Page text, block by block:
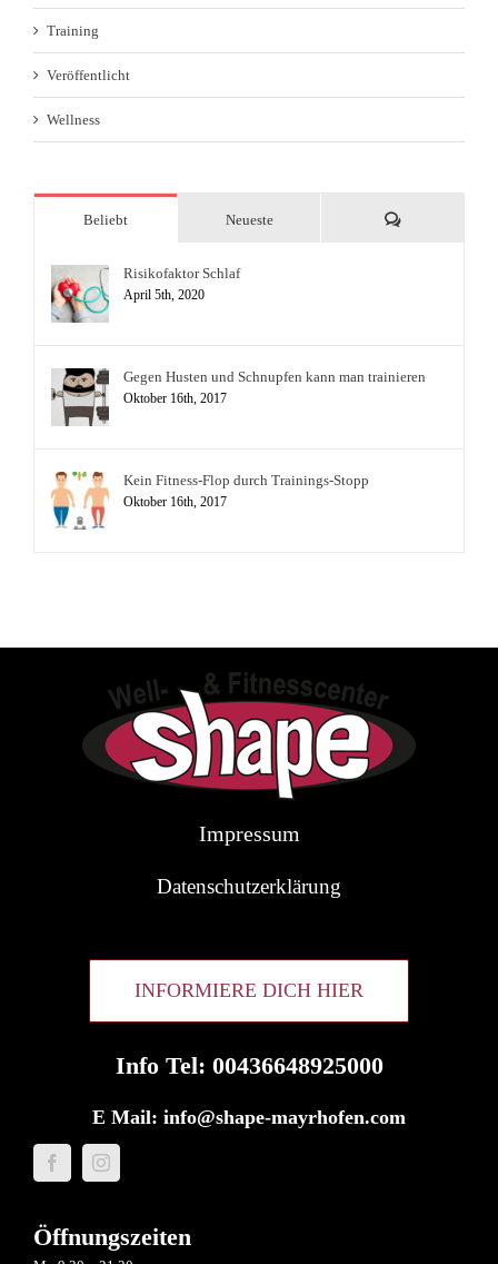
Training
Veröffentlicht
Wellness
Beliebt Neueste Kommentare
Risikofaktor Schlaf
April 5th, 2020
Gegen Husten und Schnupfen kann man trainieren
Oktober 16th, 2017
Kein Fitness-Flop durch Trainings-Stopp
Oktober 16th, 2017
Impressum
Datenschutzerklärung
INFORMIERE DICH HIER
Info Tel: 00436648925000
E Mail: info@shape-mayrhofen.com
Öffnungszeiten